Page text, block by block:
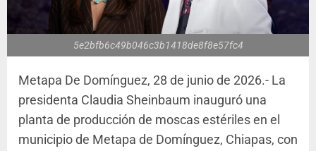
5e2bfb6c49b046c3b1418de8f8e57fc4
Metapa De Domínguez, 28 de junio de 2026.- La
presidenta Claudia Sheinbaum inauguró una
planta de producción de moscas estériles en el
municipio de Metapa de Domínguez, Chiapas, con